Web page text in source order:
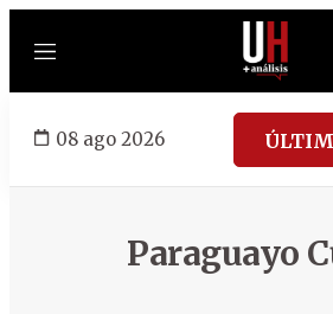
Menú
08 ago 2026
Paraguayo